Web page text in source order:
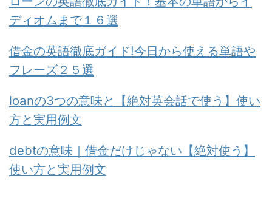
ディオムまで１６選
借金の英語徹底ガイド!今日から使える単語や
フレーズ２５選
loanの3つの意味と【絶対英会話で使う】使い
方と実用例文
debtの意味｜借金だけじゃない【絶対使う】
使い方と実用例文